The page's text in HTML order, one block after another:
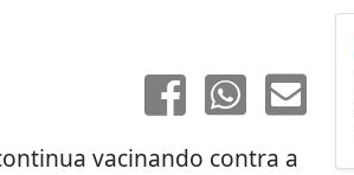
vacinando contra a